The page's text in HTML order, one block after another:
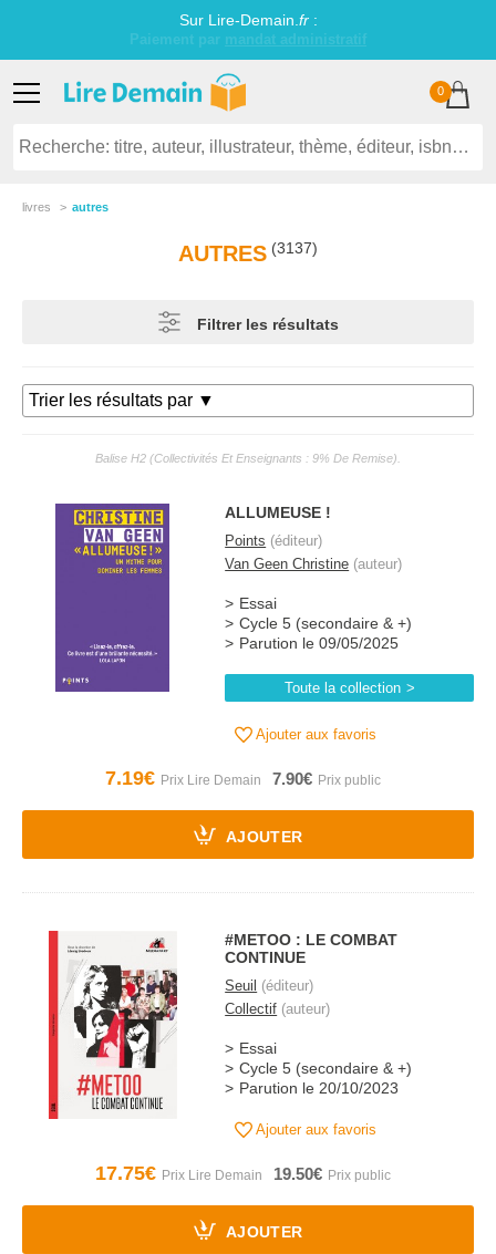
Sur Lire-Demain. fr:
Littérature jeunesse établissements scolaires
0
livres autres
AUTRES (3137)
Filtrer les résultats
Balise H2 (collectivités Et Enseignants : 9% De Remise).
ALLUMEUSE !
Points (éditeur)
Van Geen Christine (auteur)
Essai
Cycle 5 (secondaire & +)
Parution le 09/05/2025
Toute la collection
Ajouter aux favoris
7.19€ 7.90€
AJOUTER
#METOO : LE COMBAT
CONTINUE
Seuil (éditeur)
Collectif (auteur)
Essai
Cycle 5 (secondaire & +)
Parution le 20/10/2023
Ajouter aux favoris
17.75€ 19.50€
AJOUTER